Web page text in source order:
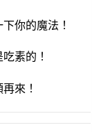
你的魔法！
素的！
來！